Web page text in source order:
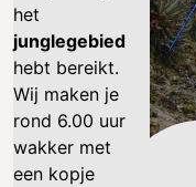
het
junglegebied
hebt bereikt.
Wij maken je
rond 6.00 uur
wakker met
een kopje